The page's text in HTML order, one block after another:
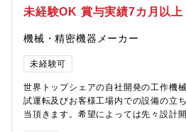
未経験OK 賞与実績7カ月以
機械・精密機器メーカー
未経験可
世界トップシェアの自社開発の工作機
試運転及びお客様工場内での設備の立
当頂きます。希望によっては先々設計